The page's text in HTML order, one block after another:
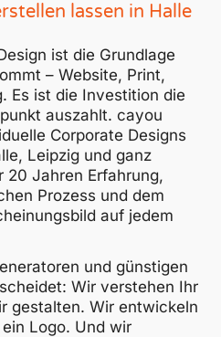
lassen in Halle
ist die Grundlage
– Website, Print,
Es ist die Investition die
auszahlt. cayou
Corporate Designs
Leipzig und ganz
20 Jahren Erfahrung,
Prozess und dem
auf jedem
und günstigen
Wir verstehen Ihr
gestalten. Wir entwickeln
Logo. Und wir